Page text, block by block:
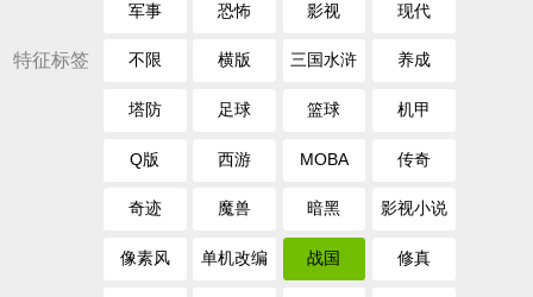
军事 恐怖 影视 现代
特征标签 不限 横版 三国水浒 养成
塔防 足球 篮球 机甲
Q版 西游 MOBA 传奇
奇迹 魔兽 暗黑 影视小说
像素风 单机改编 战国 修真